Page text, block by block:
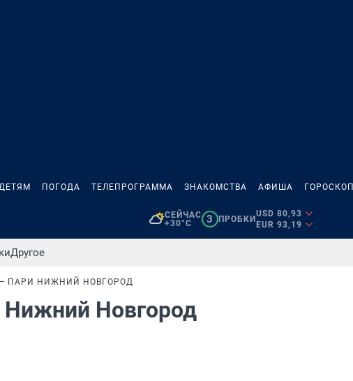
ПОГОДА ТЕЛЕПРОГРАММА ЗНАКОМСТВА АФИША ГОРОСКОП
СЕЙЧАС
+30°C
3 ПРОБКИ
USD 80,93
EUR 93,19
Другое
ПАРИ НИЖНИЙ НОВГОРОД
Новгород